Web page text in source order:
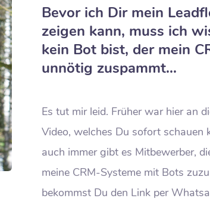
Bevor ich Dir mein
zeigen kann, muss ich
kein Bot bist, der mein
unnötig zuspammt...
Es tut mir leid. Früher war hier an
Video, welches Du sofort schauen
auch immer gibt es Mitbewerber,
meine CRM-Systeme mit Bots
bekommst Du den Link per